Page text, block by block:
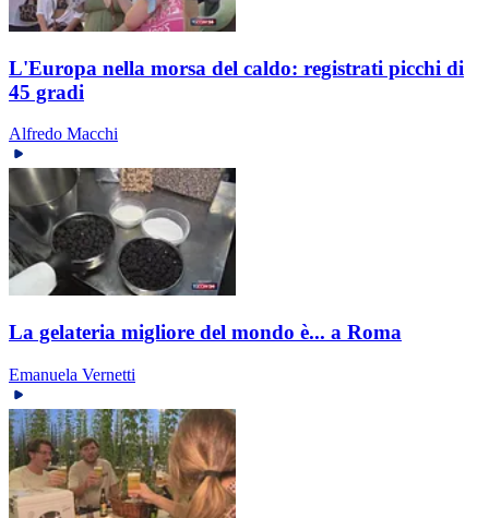
L'Europa nella morsa del caldo: registrati picchi di
45 gradi
Alfredo Macchi
La gelateria migliore del mondo è... a Roma
Emanuela Vernetti